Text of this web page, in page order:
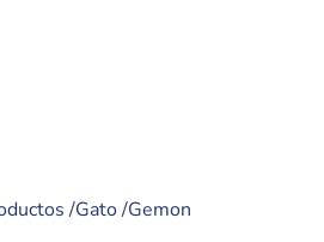
/Gato /Gemon